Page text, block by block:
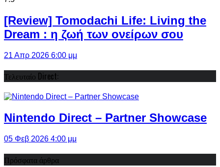
[Review] Tomodachi Life: Living the
Dream : η ζωή των ονείρων σου
21 Απρ 2026 6:00 μμ
Τελευταίο Direct:
Nintendo Direct – Partner Showcase
05 Φεβ 2026 4:00 μμ
Πρόσφατα άρθρα